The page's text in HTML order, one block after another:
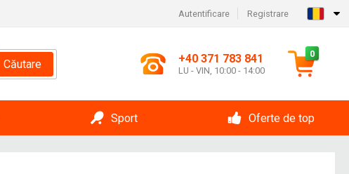
Autentificare Registrare
Căutare +40 371 783 841
LU - VIN, 10:00 - 14:00
0
Sport Oferte de top